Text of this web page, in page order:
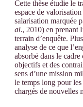
Cette thèse étudie le
espace de
salarisation marquée
al., 2010) en prenant
terrain d’enquête.
analyse de ce que
absorbé dans le
objectifs et des
sens d’une mission
le temps long pour
chargés de nouvelles